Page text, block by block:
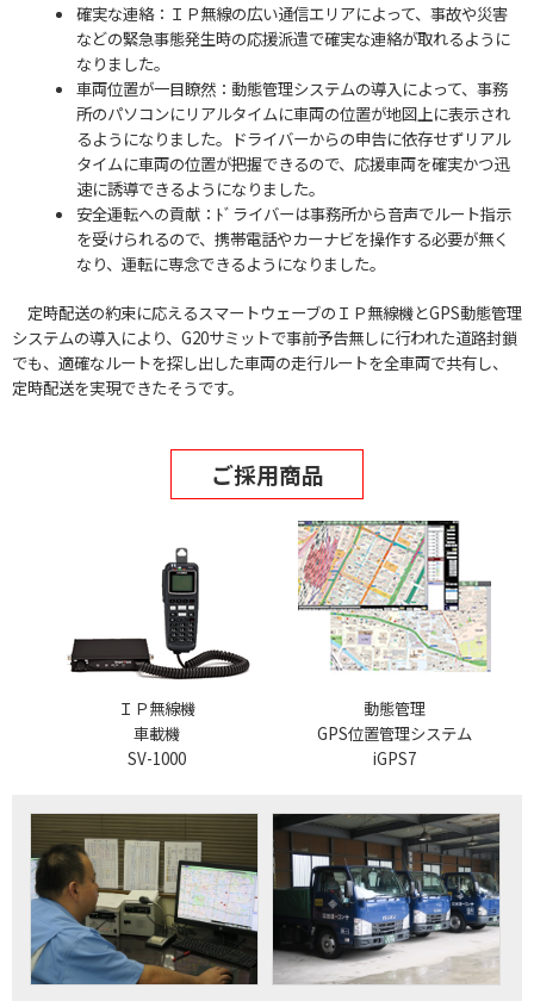
確実な連絡：ＩＰ無線の広い通信エリアによって、事故や災害
などの緊急事態発生時の応援派遣で確実な連絡が取れるように
なりました。
車両位置が一目瞭然：動態管理システムの導入によって、事務
所のパソコンにリアルタイムに車両の位置が地図上に表示され
るようになりました。ドライバーからの申告に依存せずリアル
タイムに車両の位置が把握できるので、応援車両を確実かつ迅
速に誘導できるようになりました。
安全運転への貢献：ﾄﾞライバーは事務所から音声でルート指示
を受けられるので、携帯電話やカーナビを操作する必要が無く
なり、運転に専念できるようになりました。
定時配送の約束に応えるスマートウェーブのＩＰ無線機とGPS動態管理
システムの導入により、G20サミットで事前予告無しに行われた道路封鎖
でも、適確なルートを探し出した車両の走行ルートを全車両で共有し、
定時配送を実現できたそうです。
ご採用商品
ＩＰ無線機
車載機
SV-1000
動態管理
GPS位置管理システム
iGPS7